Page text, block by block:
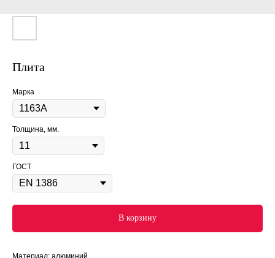
Плита
Марка
Толщина, мм.
ГОСТ
В корзину
Материал: алюминий